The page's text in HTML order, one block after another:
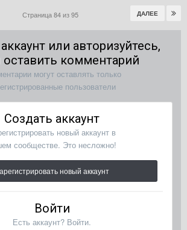
ДАЛЕЕ
Страница 84 из 95
или авторизуйтесь,
комментарий
могут оставлять только
пользователи
Создать аккаунт
новый аккаунт в
сообществе. Это несложно!
новый аккаунт
Войти
Есть аккаунт? Войти.